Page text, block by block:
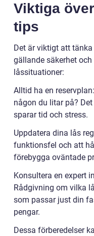
Viktiga
tips
Det är viktigt att
gällande säkerhet
låssituationer:
Alltid ha en
någon du litar på?
sparar tid och stress.
Uppdatera dina lås
funktionsfel och att
förebygga oväntade
Konsultera en expert
Rådgivning om vilka
som passar just din
pengar.
Dessa förberedelser